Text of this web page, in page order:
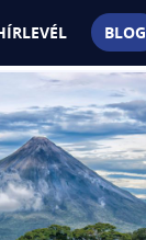
BLOG